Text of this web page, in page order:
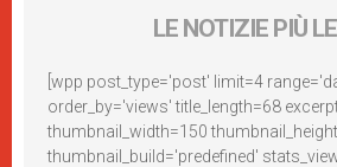
LE NOTIZIE PIÙ
[wpp post_type='post' limit=4
order_by='views' title_length=68
thumbnail_width=150
thumbnail_build='predefined'